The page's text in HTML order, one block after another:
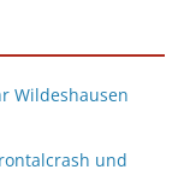
Wildeshausen
und